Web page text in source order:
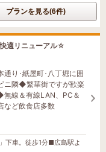
プランを見る(6件)
適リニューアル☆
り･紙屋町･八丁堀に囲
ニ隣◆繁華街ですが歓楽
線＆有線LAN、PC＆
など飲食店多数
下車。徒歩1分■広島駅よ